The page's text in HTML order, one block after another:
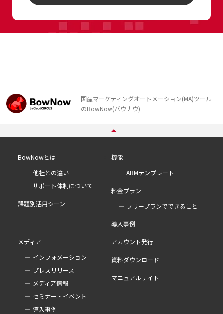
国産マーケティングオートメーション(MA)ツール
のBowNow(バウナウ)
BowNowとは
他社との違い
サポート体制について
課題別活用シーン
機能
ABMテンプレート
料金プラン
フリープランでできること
導入事例
メディア
インフォメーション
プレスリリース
メディア情報
セミナー・イベント
導入事例
アカウント発行
資料ダウンロード
マニュアルサイト